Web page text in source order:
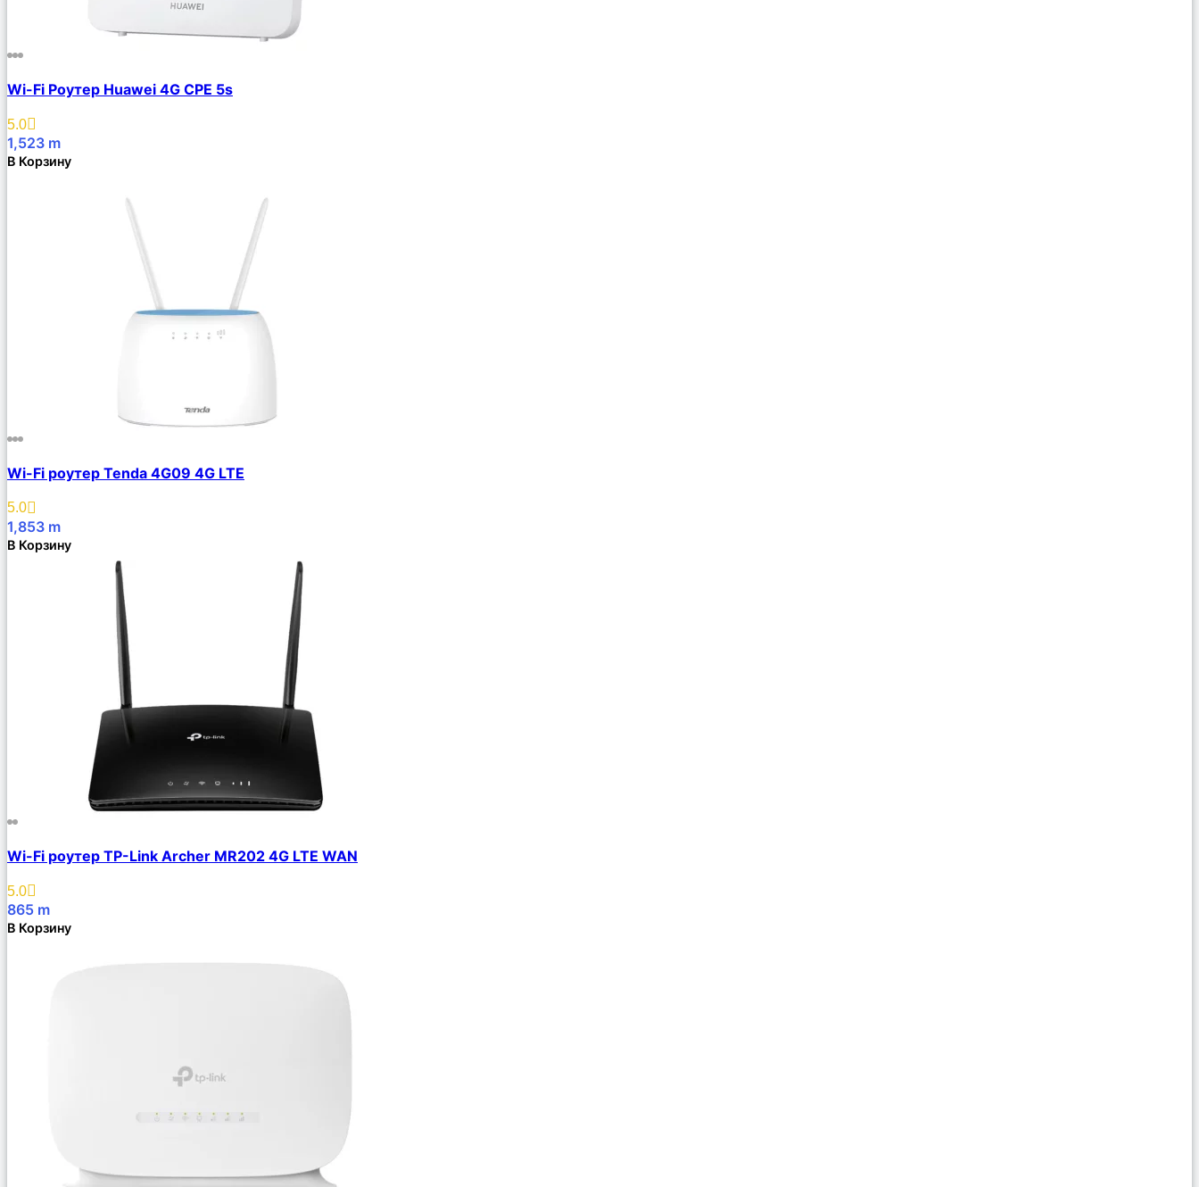
Wi-Fi Роутер Huawei 4G CPE 5s
5.0
1,523 m
В Корзину
Wi-Fi роутер Tenda 4G09 4G LTE
5.0
1,853 m
В Корзину
Wi-Fi роутер TP-Link Archer MR202 4G LTE WAN
5.0
865 m
В Корзину